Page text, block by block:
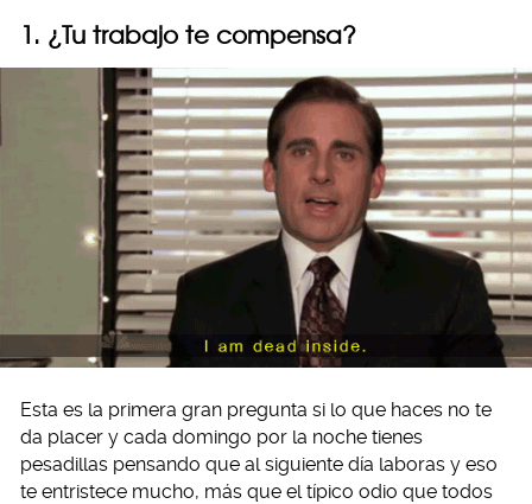
1. ¿Tu trabajo te compensa?
Esta es la primera gran pregunta si lo que haces no te
da placer y cada domingo por la noche tienes
pesadillas pensando que al siguiente día laboras y eso
te entristece mucho, más que el típico odio que todos